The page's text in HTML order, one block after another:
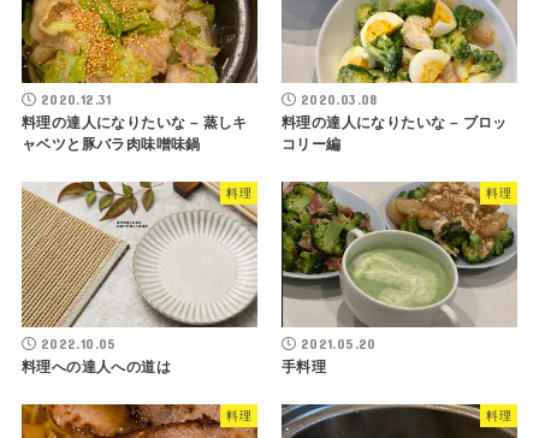
2020.12.31
料理の達人になりたいな – 蒸しキ
ャベツと豚バラ肉味噌味鍋
2020.03.08
料理の達人になりたいな – ブロッ
コリー編
料理
2022.10.05
料理への達人への道は
料理
2021.05.20
手料理
料理 料理